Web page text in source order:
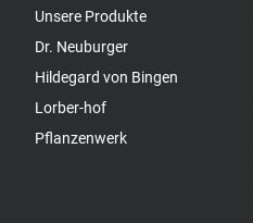
Unsere Produkte
Dr. Neuburger
Hildegard von Bingen
Lorber-hof
Pflanzenwerk